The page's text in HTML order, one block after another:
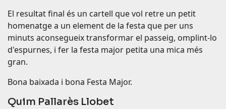
El resultat final és un cartell que vol retre un petit
homenatge a un element de la festa que per uns
minuts aconsegueix transformar el passeig, omplint-lo
d'espurnes, i fer la festa major petita una mica més
gran.
Bona baixada i bona Festa Major.
Quim Pallarès Llobet